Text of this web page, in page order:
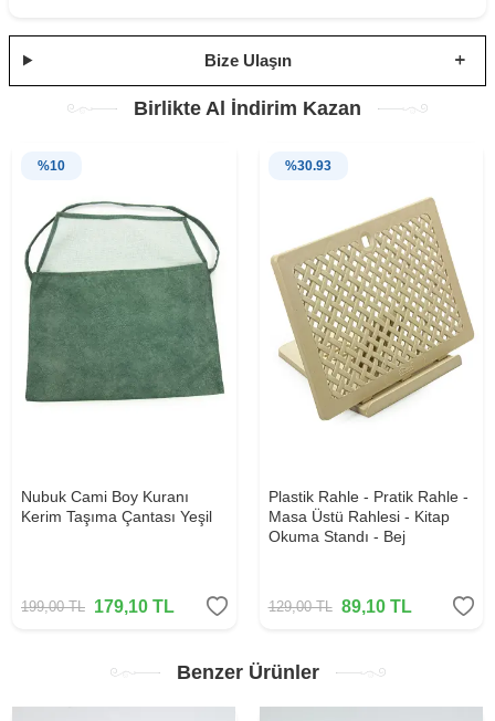
Bize Ulaşın
Birlikte Al İndirim Kazan
%10
Nubuk Cami Boy Kuranı
Kerim Taşıma Çantası Yeşil
199,00TL 179,10 TL
%30.93
Plastik Rahle - Pratik Rahle -
Masa Üstü Rahlesi - Kitap
Okuma Standı - Bej
129,00TL 89,10TL
Benzer Ürünler